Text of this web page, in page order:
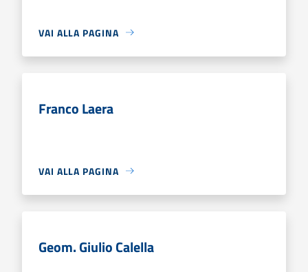
VAI ALLA PAGINA
Franco Laera
VAI ALLA PAGINA
Geom. Giulio Calella